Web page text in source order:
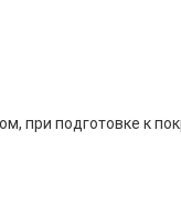
при подготовке к